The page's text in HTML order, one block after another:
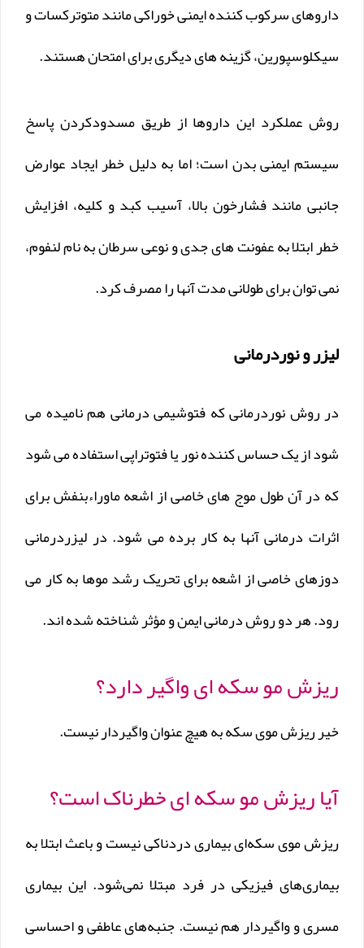
داروهای سرکوب کننده ایمنی خوراکی مانند متوترکسات و
سیکلوسپورین، گزینه های دیگری برای امتحان هستند.
روش عملکرد این داروها از طریق مسدودکردن پاسخ
سیستم ایمنی بدن است؛ اما به دلیل خطر ایجاد عوارض
جانبی مانند فشارخون بالا، آسیب کبد و کلیه، افزایش
خطر ابتلا به عفونت های جدی و نوعی سرطان به نام لنفوم،
نمی توان برای طولانی مدت آنها را مصرف کرد.
لیزر و نوردرمانی
در روش نوردرمانی که فتوشیمی درمانی هم نامیده می
شود از یک حساس کننده نور یا فتوتراپی استفاده می شود
که در آن طول موج های خاصی از اشعه ماوراءبنفش برای
اثرات درمانی آنها به کار برده می شود. در لیزردرمانی
دوزهای خاصی از اشعه برای تحریک رشد موها به کار می
رود. هر دو روش درمانی ایمن و مؤثر شناخته شده اند.
ریزش مو سکه ای واگیر دارد؟
خیر ریزش موی سکه به هیچ عنوان واگیردار نیست.
آیا ریزش مو سکه ای خطرناک است؟
ریزش موی سکه‌ای بیماری دردناکی نیست و باعث ابتلا به
بیماری‌های فیزیکی در فرد مبتلا نمی‌شود. این بیماری
مسری و واگیردار هم نیست. جنبه‌های عاطفی و احساسی